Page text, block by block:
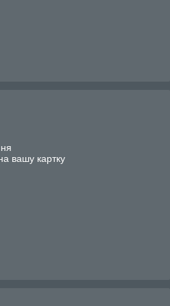
вашу картку